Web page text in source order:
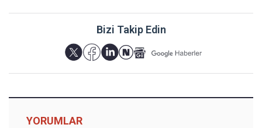
Bizi Takip Edin
YORUMLAR